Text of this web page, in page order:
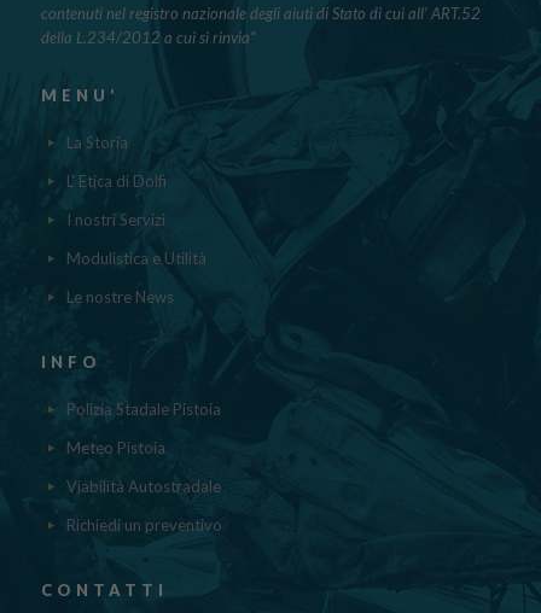
contenuti nel registro nazionale degli aiuti di Stato di cui all’ ART.52
della L.234/2012 a cui si rinvia“
MENU’
La Storia
L' Etica di Dolfi
I nostri Servizi
Modulistica e Utilità
Le nostre News
INFO
Polizia Stadale Pistoia
Meteo Pistoia
Viabilità Autostradale
Richiedi un preventivo
CONTATTI